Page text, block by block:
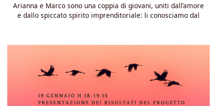
Arianna e Marco sono una coppia di giovani, uniti dall’amore
e dallo spiccato spirito imprenditoriale: li conosciamo dal